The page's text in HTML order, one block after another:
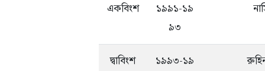
একবিংশ
১৯৯১-১৯
৯৩
দ্বাবিংশ
১৯৯৩-১৯